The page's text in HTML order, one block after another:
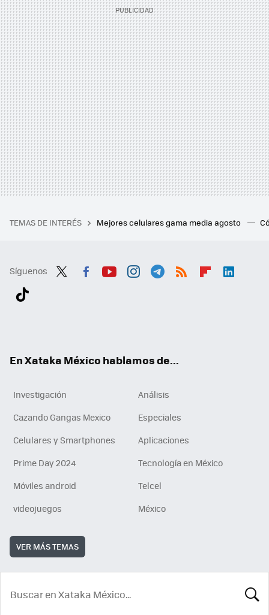
TEMAS DE INTERÉS Mejores celulares gama media agosto
Síguenos
En Xataka México hablamos de...
Investigación
Análisis
Cazando Gangas Mexico
Especiales
Celulares y Smartphones
Aplicaciones
Prime Day 2024
Tecnología en México
Móviles android
Telcel
videojuegos
México
VER MÁS TEMAS